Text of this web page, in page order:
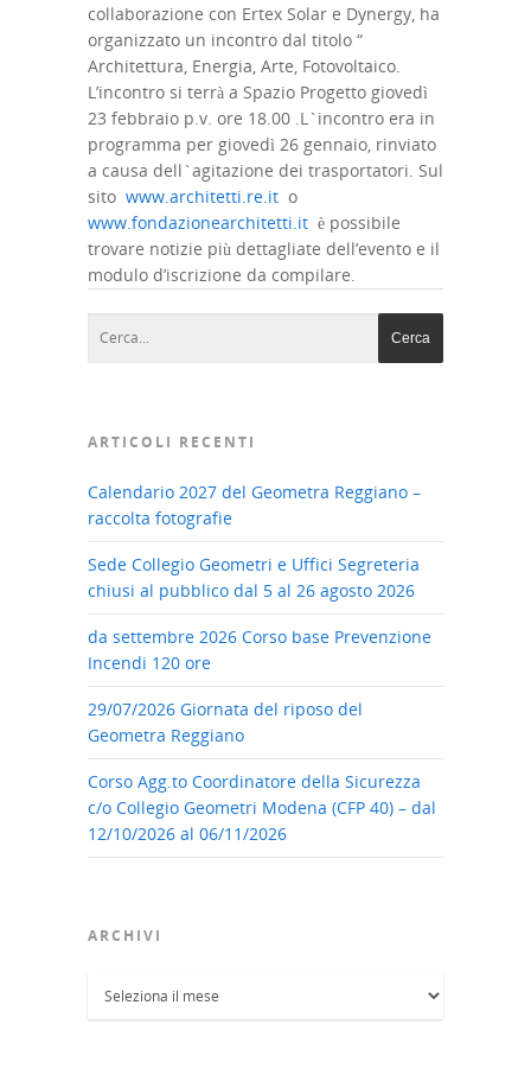
collaborazione con Ertex Solar e Dynergy, ha
organizzato un incontro dal titolo “
Architettura, Energia, Arte, Fotovoltaico.
L’incontro si terrà a Spazio Progetto giovedì
23 febbraio p.v. ore 18.00 .L`incontro era in
programma per giovedì 26 gennaio, rinviato
a causa dell`agitazione dei trasportatori. Sul
sito www.architetti.re.it o
www.fondazionearchitetti.it è possibile
trovare notizie più dettagliate dell’evento e il
modulo d’iscrizione da compilare.
ARTICOLI RECENTI
Calendario 2027 del Geometra Reggiano –
raccolta fotografie
Sede Collegio Geometri e Uffici Segreteria
chiusi al pubblico dal 5 al 26 agosto 2026
da settembre 2026 Corso base Prevenzione
Incendi 120 ore
29/07/2026 Giornata del riposo del
Geometra Reggiano
Corso Agg.to Coordinatore della Sicurezza
c/o Collegio Geometri Modena (CFP 40) – dal
12/10/2026 al 06/11/2026
ARCHIVI